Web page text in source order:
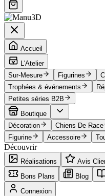
Accueil
L'Atelier
Sur-Mesure
Figurines
Trophées & événements
Petites séries B2B
Boutique
Décoration
Chiens De Race
Figurine
Accessoire
Découvrir
Réalisations Avis
Bons Plans
Blog
Connexion